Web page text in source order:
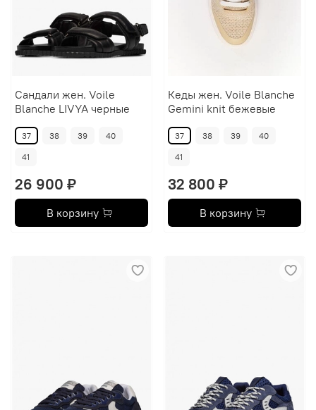
Сандали жен. Voile
Blanche LIVYA черные
37 38 39 40
41
26 900 ₽
В корзину
Кеды жен. Voile Blanche
Gemini knit бежевые
37 38 39 40
41
32 800 ₽
В корзину